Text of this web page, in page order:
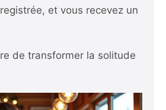
et vous recevez un
de transformer la solitude